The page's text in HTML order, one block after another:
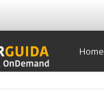
Super
Home